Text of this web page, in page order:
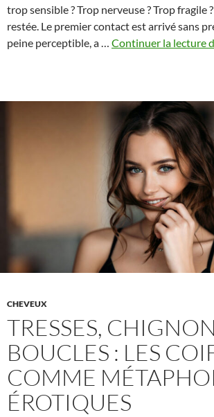
trop sensible ? Trop nerveuse ? Trop fragile
restée. Le premier contact est arrivé sans
peine perceptible, a … Continuer la lecture
CHEVEUX
TRESSES,
BOUCLES : LES
COMME
ÉROTIQUES